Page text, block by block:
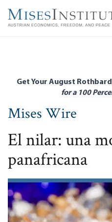
main
Get Your August
for a 100
Mises Wire
El nilar: una
panafricana